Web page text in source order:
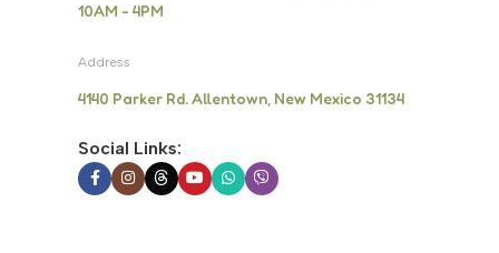
10AM - 4PM
Address
4140 Parker Rd. Allentown, New Mexico 31134
Social Links: